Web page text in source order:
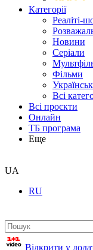
Категорії
Реаліті-
Новини
Серіали
Фільми
Всі
Всі проєкти
Онлайн
ТБ програма
Еще
UA
RU
Відкрити у